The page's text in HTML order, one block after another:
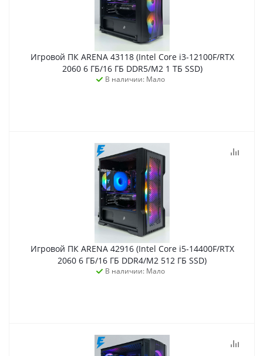
Игровой ПК ARENA 43118 (Intel Core i3-12100F/RTX
2060 6 ГБ/16 ГБ DDR5/M2 1 ТБ SSD)
В наличии: Мало
Игровой ПК ARENA 42916 (Intel Core i5-14400F/RTX
2060 6 ГБ/16 ГБ DDR4/M2 512 ГБ SSD)
В наличии: Мало